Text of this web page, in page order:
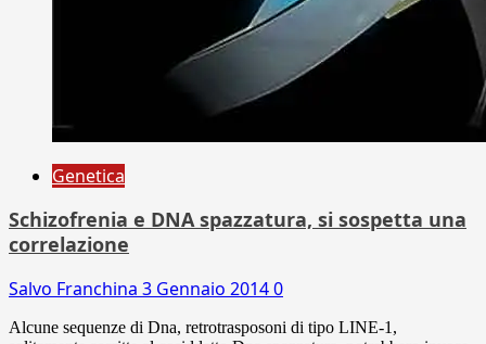
Genetica
Schizofrenia e DNA spazzatura, si sospetta una
correlazione
Salvo Franchina 3 Gennaio 20140
Alcune sequenze di Dna, retrotrasposoni di tipo LINE-1,